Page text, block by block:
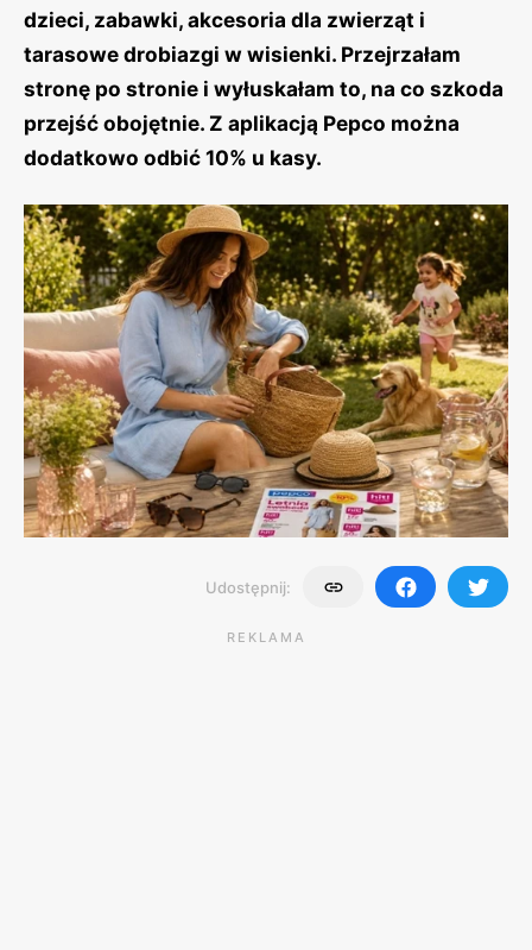
dzieci, zabawki, akcesoria dla zwierząt i
tarasowe drobiazgi w wisienki. Przejrzałam
stronę po stronie i wyłuskałam to, na co szkoda
przejść obojętnie. Z aplikacją Pepco można
dodatkowo odbić 10% u kasy.
Udostępnij:
REKLAMA